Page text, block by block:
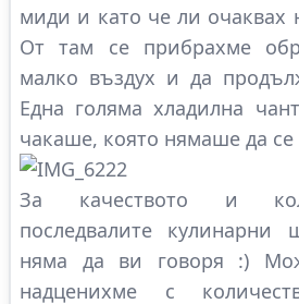
миди и като че ли очаквах
От там се прибрахме
малко въздух и да
Една голяма хладилна
чакаше, която нямаше да се
За качеството и
последвалите
няма да ви говоря :)
надценихме с